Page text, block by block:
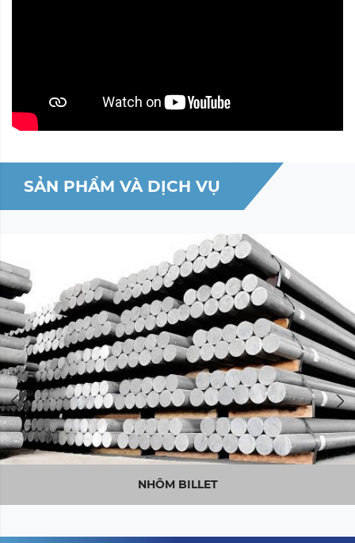
SẢN PHẨM VÀ DỊCH VỤ
NHÔM BILLET